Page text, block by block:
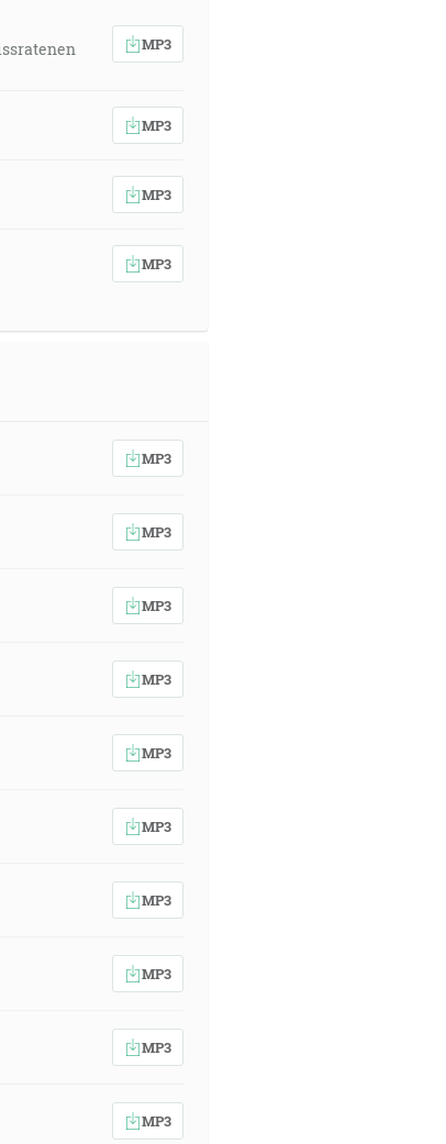
MP3
MP3
MP3
MP3
MP3
MP3
MP3
MP3
MP3
MP3
MP3
MP3
MP3
MP3